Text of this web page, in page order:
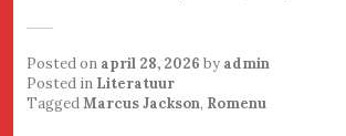
Posted on april 28, 2026 by admin
Posted in Literatuur
TaggedMarcus Jackson, Romenu